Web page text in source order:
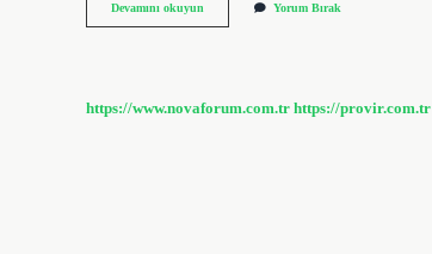
Devamını okuyun
Sinir
Yorum Bırak
https://www.novaforum.com.tr https://provir.com.tr